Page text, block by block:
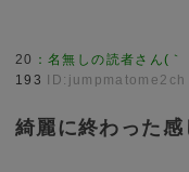
20 ：名無しの読者さん(｀
193
ID:jumpmatome2ch
綺麗に終わった感